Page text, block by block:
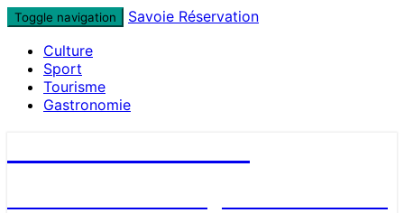
Skip
content
Toggle navigation
Savoie Réservation
Culture
Sport
Tourisme
Gastronomie